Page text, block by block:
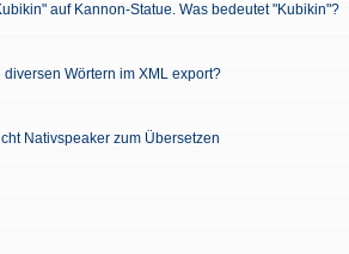
auf Kannon-Statue. Was bedeutet "Kubikin"?
Wörtern im XML export?
Nativspeaker zum Übersetzen